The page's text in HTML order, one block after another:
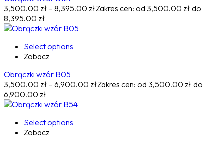
3,500.00 zł – 8,395.00 złZakres cen: od 3,500.00 zł do
8,395.00 zł
Select options
Zobacz
Obrączki wzór B05
3,500.00 zł – 6,900.00 złZakres cen: od 3,500.00 zł do
6,900.00 zł
Select options
Zobacz